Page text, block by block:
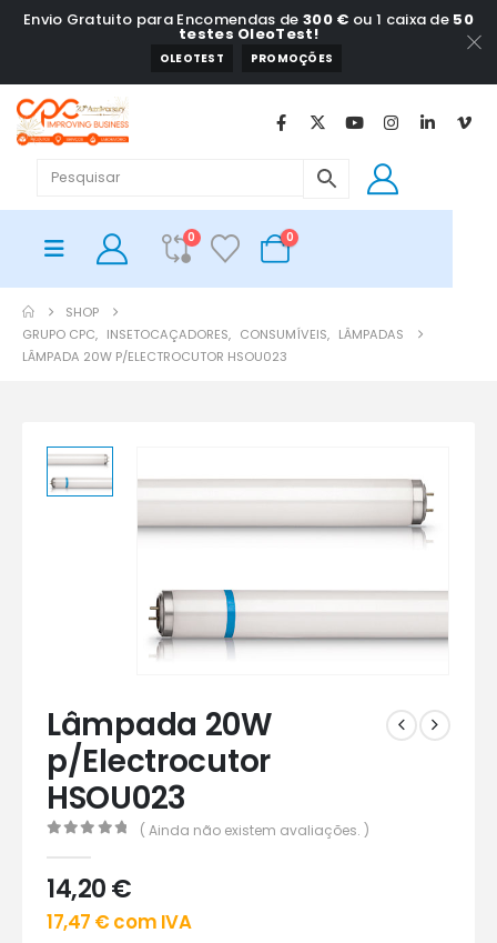
Envio Gratuito para Encomendas de 300 € ou 1 caixa de 50
testes OleoTest!
OLEOTEST PROMOÇÕES
0 0
SHOP
GRUPO CPC, INSETOCAÇADORES, CONSUMÍVEIS, LÂMPADAS
LÂMPADA 20W P/ELECTROCUTOR HSOU023
Lâmpada 20W
p/Electrocutor
HSOU023
( Ainda não existem avaliações. )
14,20€
17,47 €com IVA